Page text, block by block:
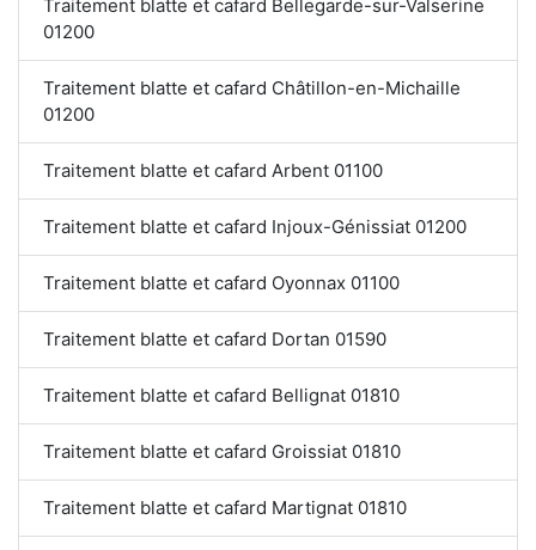
Traitement blatte et cafard Bellegarde-sur-Valserine
01200
Traitement blatte et cafard Châtillon-en-Michaille
01200
Traitement blatte et cafard Arbent 01100
Traitement blatte et cafard Injoux-Génissiat 01200
Traitement blatte et cafard Oyonnax 01100
Traitement blatte et cafard Dortan 01590
Traitement blatte et cafard Bellignat 01810
Traitement blatte et cafard Groissiat 01810
Traitement blatte et cafard Martignat 01810